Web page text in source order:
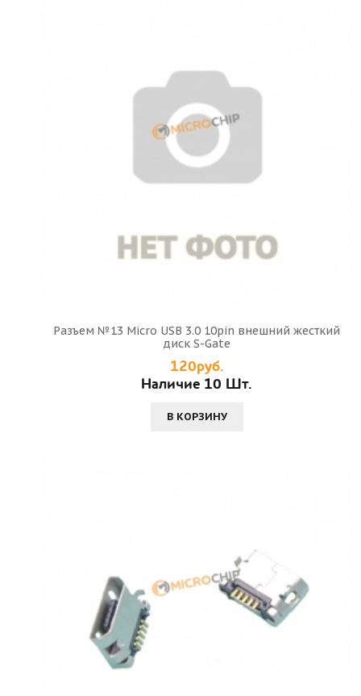
Разъем №13 Micro USB 3.0 10pin внешний жесткий
диск S-Gate
120руб.
Наличие 10 Шт.
В КОРЗИНУ